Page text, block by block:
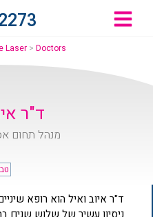
ד"ר
ואיל
Laser
Laser> Doctors
ד"ר
מנהל תחום
ד"ר איוב ואיל הוא רופא